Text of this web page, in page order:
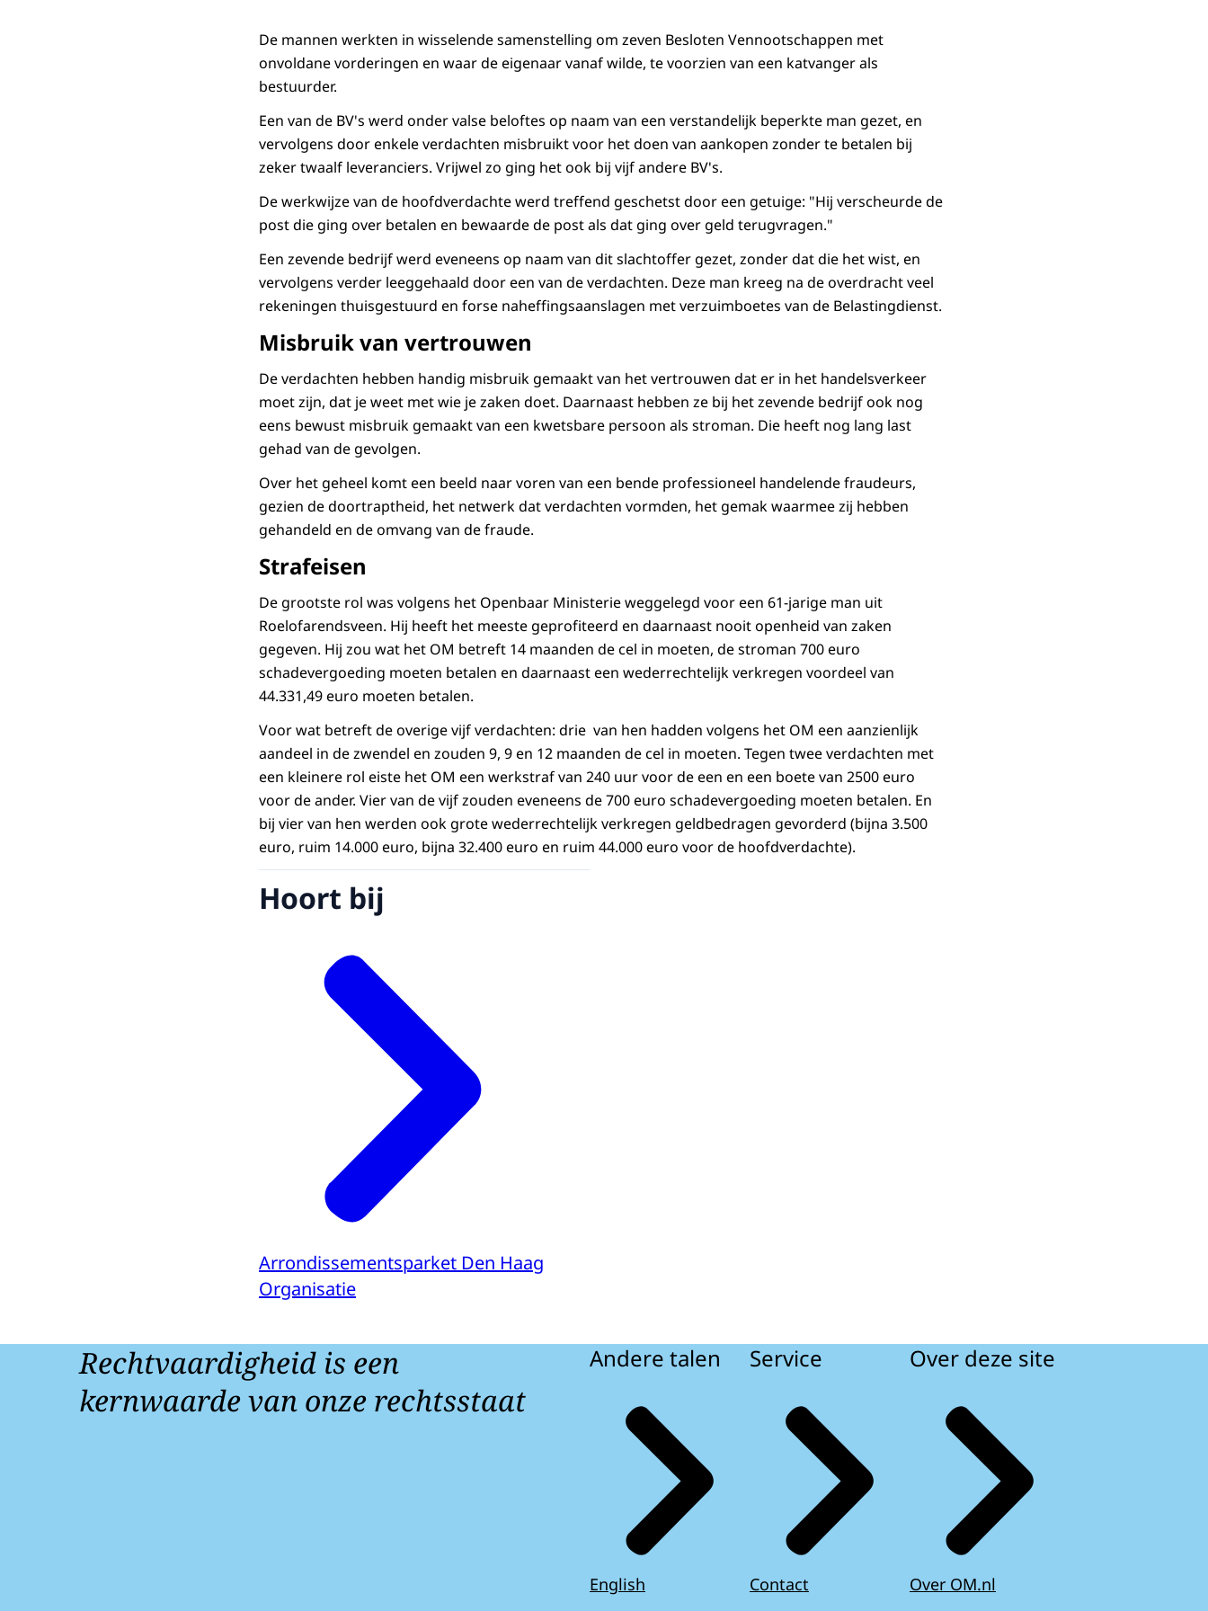
De mannen werkten in wisselende samenstelling om zeven Besloten Vennootschappen met
onvoldane vorderingen en waar de eigenaar vanaf wilde, te voorzien van een katvanger als
bestuurder.
Een van de BV's werd onder valse beloftes op naam van een verstandelijk beperkte man gezet, en
vervolgens door enkele verdachten misbruikt voor het doen van aankopen zonder te betalen bij
zeker twaalf leveranciers. Vrijwel zo ging het ook bij vijf andere BV's.
De werkwijze van de hoofdverdachte werd treffend geschetst door een getuige: "Hij verscheurde de
post die ging over betalen en bewaarde de post als dat ging over geld terugvragen."
Een zevende bedrijf werd eveneens op naam van dit slachtoffer gezet, zonder dat die het wist, en
vervolgens verder leeggehaald door een van de verdachten. Deze man kreeg na de overdracht veel
rekeningen thuisgestuurd en forse naheffingsaanslagen met verzuimboetes van de Belastingdienst.
Misbruik van vertrouwen
De verdachten hebben handig misbruik gemaakt van het vertrouwen dat er in het handelsverkeer
moet zijn, dat je weet met wie je zaken doet. Daarnaast hebben ze bij het zevende bedrijf ook nog
eens bewust misbruik gemaakt van een kwetsbare persoon als stroman. Die heeft nog lang last
gehad van de gevolgen.
Over het geheel komt een beeld naar voren van een bende professioneel handelende fraudeurs,
gezien de doortraptheid, het netwerk dat verdachten vormden, het gemak waarmee zij hebben
gehandeld en de omvang van de fraude.
Strafeisen
De grootste rol was volgens het Openbaar Ministerie weggelegd voor een 61-jarige man uit
Roelofarendsveen. Hij heeft het meeste geprofiteerd en daarnaast nooit openheid van zaken
gegeven. Hij zou wat het OM betreft 14 maanden de cel in moeten, de stroman 700 euro
schadevergoeding moeten betalen en daarnaast een wederrechtelijk verkregen voordeel van
44.331,49 euro moeten betalen.
Voor wat betreft de overige vijf verdachten: drie van hen hadden volgens het OM een aanzienlijk
aandeel in de zwendel en zouden 9, 9 en 12 maanden de cel in moeten. Tegen twee verdachten met
een kleinere rol eiste het OM een werkstraf van 240 uur voor de een en een boete van 2500 euro
voor de ander. Vier van de vijf zouden eveneens de 700 euro schadevergoeding moeten betalen. En
bij vier van hen werden ook grote wederrechtelijk verkregen geldbedragen gevorderd (bijna 3.500
euro, ruim 14.000 euro, bijna 32.400 euro en ruim 44.000 euro voor de hoofdverdachte).
Hoort bij
Arrondissementsparket Den Haag
Organisatie
Rechtvaardigheid is een
kernwaarde van onze rechtsstaat
Andere talen
English
Service
Contact
Over deze site
Over OM.nl